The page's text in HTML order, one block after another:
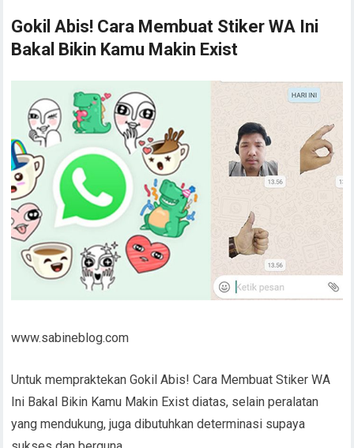
Gokil Abis! Cara Membuat Stiker WA Ini
Bakal Bikin Kamu Makin Exist
www.sabineblog.com
Untuk mempraktekan Gokil Abis! Cara Membuat Stiker WA
Ini Bakal Bikin Kamu Makin Exist diatas, selain peralatan
yang mendukung, juga dibutuhkan determinasi supaya